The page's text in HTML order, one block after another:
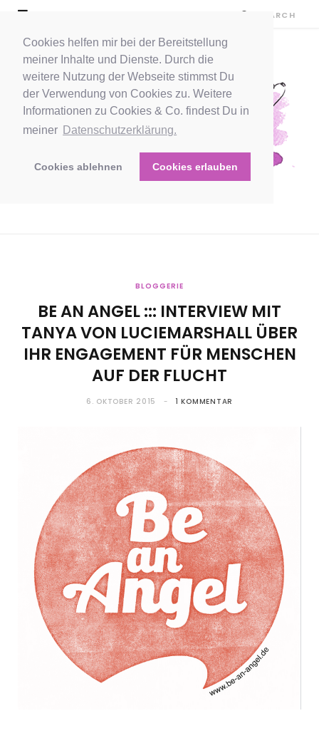
Cookies helfen mir bei der Bereitstellung
meiner Inhalte und Dienste. Durch die
weitere Nutzung der Webseite stimmst Du
der Verwendung von Cookies zu. Weitere
Informationen zu Cookies & Co. findest Du in
meiner Datenschutzerklärung.
Cookies ablehnen Cookies erlauben
BLOGGERIE
BE AN ANGEL ::: INTERVIEW MIT
TANYA VON LUCIEMARSHALL ÜBER
IHR ENGAGEMENT FÜR MENSCHEN
AUF DER FLUCHT
6. OKTOBER 2015 1 KOMMENTAR